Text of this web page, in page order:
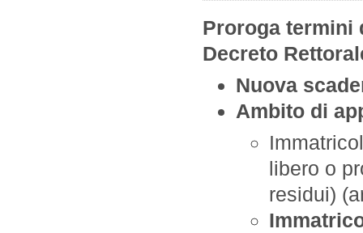
Proroga termini
Decreto
Nuova
Ambito di
libero o
residui)